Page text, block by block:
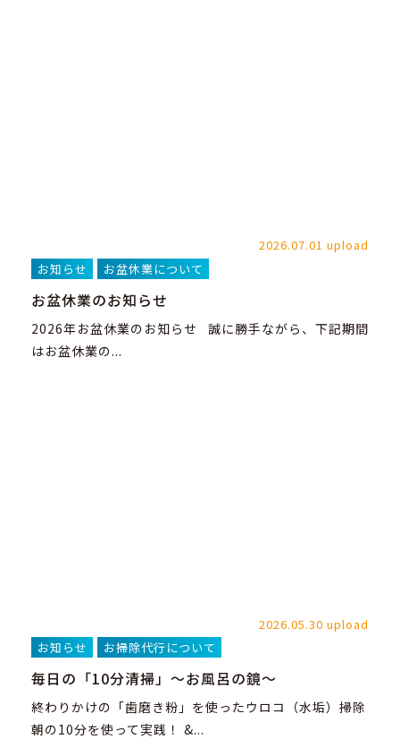
2026.07.01 upload
お知らせ
お盆休業について
お盆休業のお知らせ
2026年お盆休業のお知らせ 誠に勝手ながら、下記期間
はお盆休業の...
2026.05.30 upload
お知らせ
お掃除代行について
毎日の「10分清掃」～お風呂の鏡～
終わりかけの「歯磨き粉」を使ったウロコ（水垢）掃除
朝の10分を使って実践！ &...